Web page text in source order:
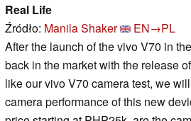
Real Life
Źródło: Manila Shaker
EN→PL
After the launch of the vivo V70 in
back in the market with the release
like our vivo V70 camera test, we
camera performance of this new